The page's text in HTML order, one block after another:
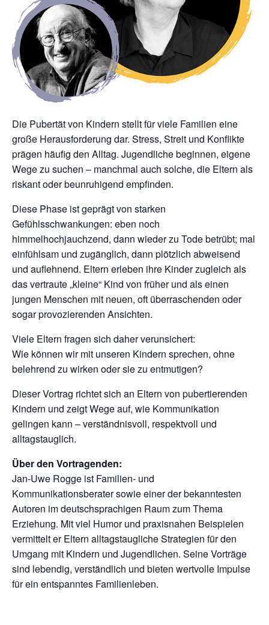
Die Pubertät von Kindern stellt für viele Familien eine
große Herausforderung dar. Stress, Streit und Konflikte
prägen häufig den Alltag. Jugendliche beginnen, eigene
Wege zu suchen – manchmal auch solche, die Eltern als
riskant oder beunruhigend empfinden.
Diese Phase ist geprägt von starken
Gefühlsschwankungen: eben noch
himmelhochjauchzend, dann wieder zu Tode betrübt; mal
einfühlsam und zugänglich, dann plötzlich abweisend
und auflehnend. Eltern erleben ihre Kinder zugleich als
das vertraute „kleine“ Kind von früher und als einen
jungen Menschen mit neuen, oft überraschenden oder
sogar provozierenden Ansichten.
Viele Eltern fragen sich daher verunsichert:
Wie können wir mit unseren Kindern sprechen, ohne
belehrend zu wirken oder sie zu entmutigen?
Dieser Vortrag richtet sich an Eltern von pubertierenden
Kindern und zeigt Wege auf, wie Kommunikation
gelingen kann – verständnisvoll, respektvoll und
alltagstauglich.
Über den Vortragenden:
Jan-Uwe Rogge ist Familien- und
Kommunikationsberater sowie einer der bekanntesten
Autoren im deutschsprachigen Raum zum Thema
Erziehung. Mit viel Humor und praxisnahen Beispielen
vermittelt er Eltern alltagstaugliche Strategien für den
Umgang mit Kindern und Jugendlichen. Seine Vorträge
sind lebendig, verständlich und bieten wertvolle Impulse
für ein entspanntes Familienleben.